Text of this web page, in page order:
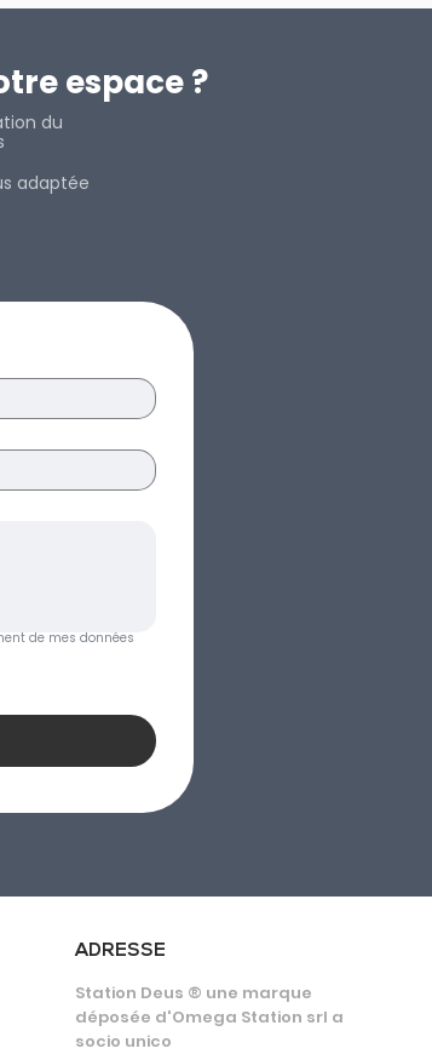
espace ?
du
adaptée
de mes données
ADRESSE
Station Deus ® une marque
déposée d'Omega Station srl a
socio unico